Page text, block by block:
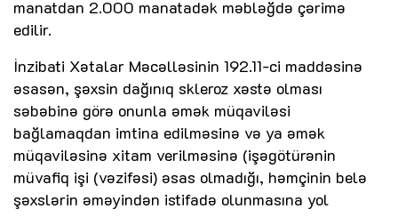
manatdan 2.000 manatadək məbləğdə çərimə
edilir.
İnzibati Xətalar Məcəlləsinin 192.11-ci maddəsinə
əsasən, şəxsin dağınıq skleroz xəstə olması
səbəbinə görə onunla əmək müqaviləsi
bağlamaqdan imtina edilməsinə və ya əmək
müqaviləsinə xitam verilməsinə (işəgötürənin
müvafiq işi (vəzifəsi) əsas olmadığı, həmçinin belə
şəxslərin əməyindən istifadə olunmasına yol